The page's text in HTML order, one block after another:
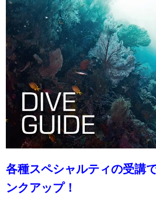
各種スペシャルティの受講
ンクアップ！